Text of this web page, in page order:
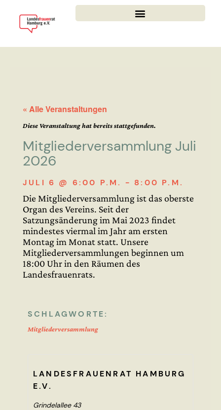
« Alle Veranstaltungen
Diese Veranstaltung hat bereits stattgefunden.
Mitgliederversammlung Juli
2026
JULI 6 @ 6:00 P.M. - 8:00 P.M.
Die Mitgliederversammlung ist das oberste
Organ des Vereins. Seit der
Satzungsänderung im Mai 2023 findet
mindestes viermal im Jahr am ersten
Montag im Monat statt. Unsere
Mitgliederversammlungen beginnen um
18:00 Uhr in den Räumen des
Landesfrauenrats.
SCHLAGWORTE:
Mitgliederversammlung
LANDESFRAUENRAT HAMBURG
E.V.
Grindelallee 43